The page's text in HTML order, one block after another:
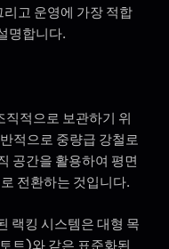
고 운영에 가장 적합
명합니다.
직적으로 보관하기 위
적으로 중량급 강철로
공간을 활용하여 평면
전환하는 것입니다.
랙킹 시스템은 대형 목
트)와 같은 표준화된